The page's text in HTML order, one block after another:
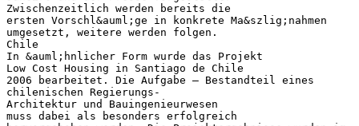
Zwischenzeitlich werden bereits die
ersten Vorschl&auml;ge in konkrete Ma&szlig;nahmen
umgesetzt, weitere werden folgen.
Chile
In &auml;hnlicher Form wurde das Projekt
Low Cost Housing in Santiago de Chile
2006 bearbeitet. Die Aufgabe – Bestandteil eines
chilenischen Regierungs-
Architektur und Bauingenieurwesen
muss dabei als besonders erfolgreich